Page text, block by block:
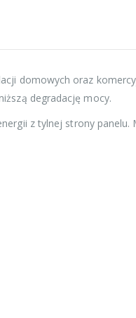
domowych oraz
degradację mocy.
z tylnej strony panelu.